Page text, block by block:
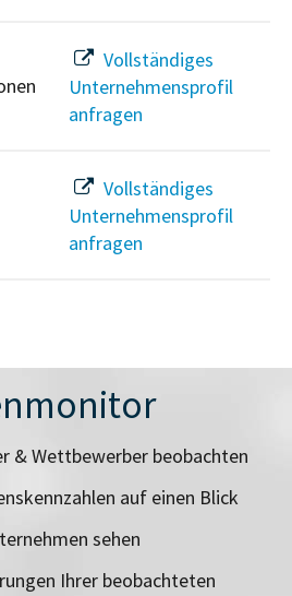
Vollständiges
Unternehmensprofil
anfragen
Vollständiges
Unternehmensprofil
anfragen
& Wettbewerber beobachten
auf einen Blick
sehen
Ihrer beobachteten